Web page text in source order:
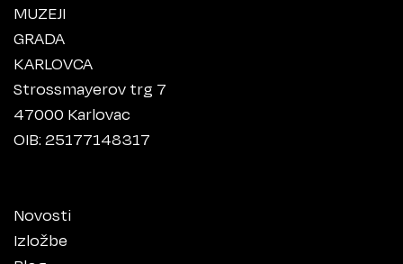
MUZEJI
GRADA
KARLOVCA
Strossmayerov trg 7
47000 Karlovac
OIB: 25177148317
Novosti
Izložbe